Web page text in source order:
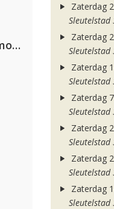
Purple Disco Machine, Duke Dumont & Nothing But Thieves
Zaterdag
Sleutelstad
Zaterdag
Sleutelstad
Zaterdag
Sleutelstad
Zaterdag
Sleutelstad
Zaterdag
Sleutelstad
Zaterdag
Sleutelstad
Zaterdag
Sleutelstad